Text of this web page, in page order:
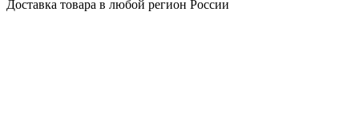
Доставка товара в любой регион России